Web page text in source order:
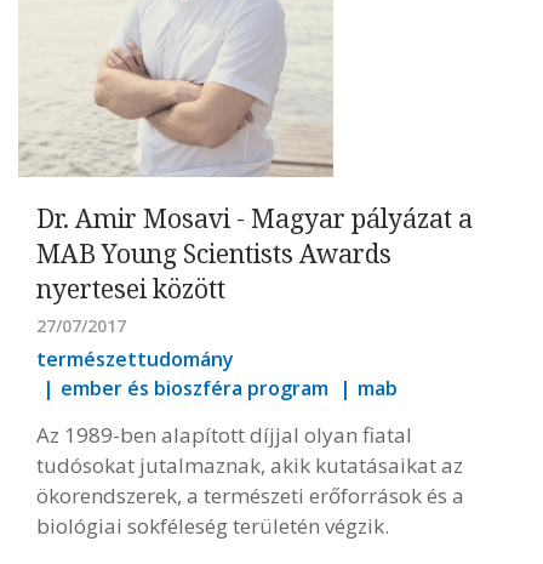
Dr. Amir Mosavi - Magyar pályázat a
MAB Young Scientists Awards
nyertesei között
27/07/2017
természettudomány
ember és bioszféra program
mab
Az 1989-ben alapított díjjal olyan fiatal
tudósokat jutalmaznak, akik kutatásaikat az
ökorendszerek, a természeti erőforrások és a
biológiai sokféleség területén végzik.